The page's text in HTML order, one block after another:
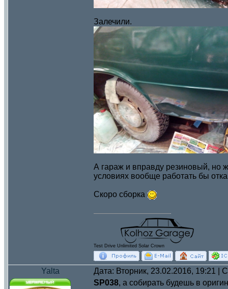
Залечили.
А гараж и вправду резиновый, но
условиях вообще работать бы
Скоро сборка
Test Drive Unlimited Solar Crown
Yalta Дата: Вторник, 23.02.2016, 19:21 |
SP038, а собирать будешь в